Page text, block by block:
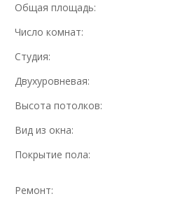
Общая площадь:
Число комнат:
Студия:
Двухуровневая:
Высота потолков:
Вид из окна:
Покрытие пола:
Ремонт: